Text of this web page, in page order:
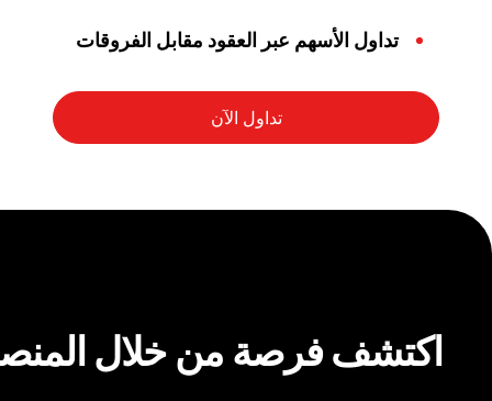
تداول الأسهم عبر العقود مقابل الفروقات
اكتشف فرصة من خلال